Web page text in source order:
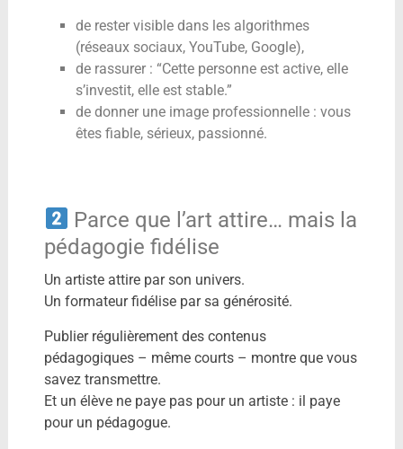
de rester visible dans les algorithmes
(réseaux sociaux, YouTube, Google),
de rassurer : “Cette personne est active, elle
s’investit, elle est stable.”
de donner une image professionnelle : vous
êtes fiable, sérieux, passionné.
Parce que l’art attire… mais la
pédagogie fidélise
Un artiste attire par son univers.
Un formateur fidélise par sa générosité.
Publier régulièrement des contenus
pédagogiques – même courts – montre que vous
savez transmettre.
Et un élève ne paye pas pour un artiste : il paye
pour un pédagogue.